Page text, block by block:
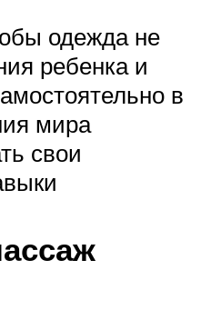
одежда не
ребенка и
в
мира
свои